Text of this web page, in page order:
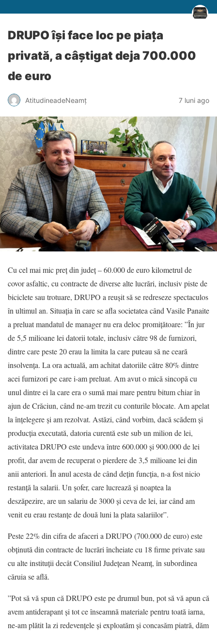
DRUPO își face loc pe piața
privată, a câștigat deja 700.000
de euro
AtitudineadeNeamț 7 luni ago
Cu cel mai mic preț din județ – 60.000 de euro kilometrul de
covor asfaltic, cu contracte de diverse alte lucrări, inclusiv piste de
biciclete sau trotuare, DRUPO a reușit să se redreseze spectaculos
în ultimul an. Situația în care se afla societatea când Vasile Panaite
a preluat mandatul de manager nu era deloc promițătoare: ”În jur
de 5,5 milioane lei datorii totale, inclusiv către 98 de furnizori,
dintre care peste 20 erau la limita la care puteau să ne ceară
insolvența. La ora actuală, am achitat datoriile către 80% dintre
acei furnizori pe care i-am preluat. Am avut o mică sincopă cu
unul dintre ei la care era o sumă mai mare pentru bitum chiar în
ajun de Crăciun, când ne-am trezit cu conturile blocate. Am apelat
la înțelegere și am rezolvat. Astăzi, când vorbim, dacă scădem și
producția executată, datoria curentă este sub un milion de lei,
activitatea DRUPO este undeva între 600.000 și 900.000 de lei
profit, dar avem de recuperat o pierdere de 3,5 milioane lei din
anii anteriori. În anul acesta de când dețin funcția, n-a fost nicio
restanță la salarii. Un șofer, care lucrează și noaptea la
deszăpezire, are un salariu de 3000 și ceva de lei, iar când am
venit eu erau restanțe de două luni la plata salariilor”.
Peste 22% din cifra de afaceri a DRUPO (700.000 de euro) este
obținută din contracte de lucrări încheiate cu 18 firme private sau
cu alte instituții decât Consiliul Județean Neamț, în subordinea
căruia se află.
”Pot să vă spun că DRUPO este pe drumul bun, pot să vă apun că
avem antiderapant și tot ce înseamnă materiale pentru toată iarna,
ne-am plătit la zi redevențele și exploatăm și concasăm piatră, dăm